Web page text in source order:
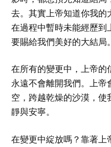
去。其實上帝知道你我的
在過程中暫時未能經歷
要賜給我們美好的大結局。
在所有的變更中，上帝的
永遠不會離開我們。上帝
空，跨越乾燥的沙漠，
靜與安寧。
在變更中綻放嗎？靠著